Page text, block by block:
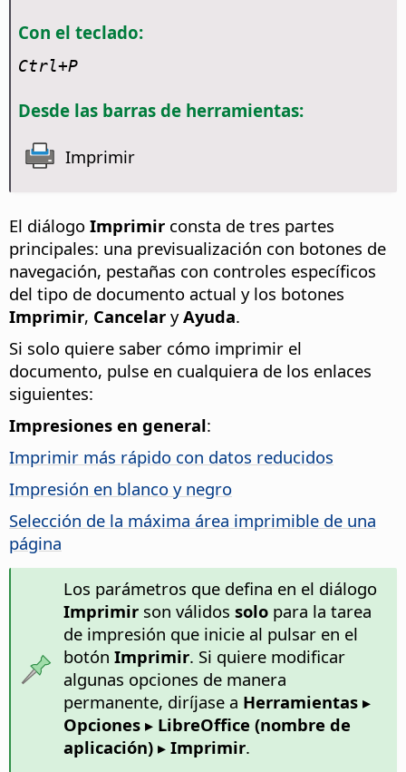
Con el teclado:
Ctrl+P
Desde las barras de herramientas:
Imprimir
El diálogo Imprimir consta de tres partes
principales: una previsualización con botones de
navegación, pestañas con controles específicos
del tipo de documento actual y los botones
Imprimir, Cancelar yAyuda.
Si solo quiere saber cómo imprimir el
documento, pulse en cualquiera de los enlaces
siguientes:
Impresiones en general:
Imprimir más rápido con datos reducidos
Impresión en blanco y negro
Selección de la máxima área imprimible de una
página
Los parámetros que defina en el diálogo
Imprimirson válidos solopara la tarea
de impresión que inicie al pulsar en el
botón Imprimir. Si quiere modificar
algunas opciones de manera
permanente, diríjase a Herramientas ▸
Opciones▸ LibreOffice (nombre de
aplicación) ▸ Imprimir.